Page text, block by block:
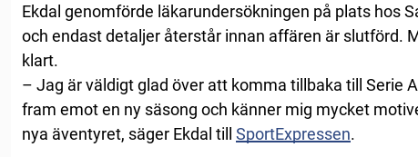
Ekdal genomförde läkarundersökningen på plats hos
och endast detaljer återstår innan affären är slutförd.
klart.
– Jag är väldigt glad över att komma tillbaka till Serie
fram emot en ny säsong och känner mig mycket
nya äventyret, säger Ekdal till SportExpressen.